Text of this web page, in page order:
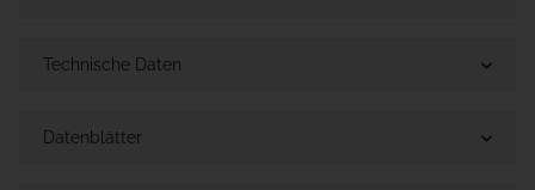
Technische Daten
Datenblätter